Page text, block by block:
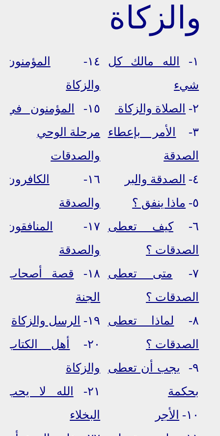
والزكاة
١-
الله مالك كل
شيء
٢-
الصلاة والزكاة
٣-
الأمر بإعطاء
الصدقة
٤-
الصدقة والبر
٥-
ماذا ينفق ؟
٦-
كيف تعطى
الصدقات ؟
٧-
متى تعطى
الصدقات ؟
٨-
لماذا تعطى
الصدقات ؟
٩-
يجب أن تعطى
بحكمة
١٠-
الأجر
١٤-
المؤمنون
والزكاة
١٥-
المؤمنون في
مرحلة الوحي
والصدقات
١٦-
الكافرون
والصدقة
١٧-
المنافقون
والصدقة
١٨-
قصة أصحاب
الجنة
١٩-
الرسل والزكاة
٢٠-
أهل الكتاب
والزكاة
٢١-
الله لا يحب
البخلاء